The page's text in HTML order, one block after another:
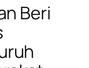
Beri